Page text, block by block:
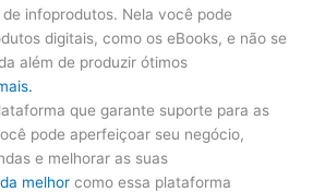
infoprodutos. Nela você pode
digitais, como os eBooks, e não se
além de produzir ótimos
que garante suporte para as
pode aperfeiçoar seu negócio,
e melhorar as suas
melhor como essa plataforma